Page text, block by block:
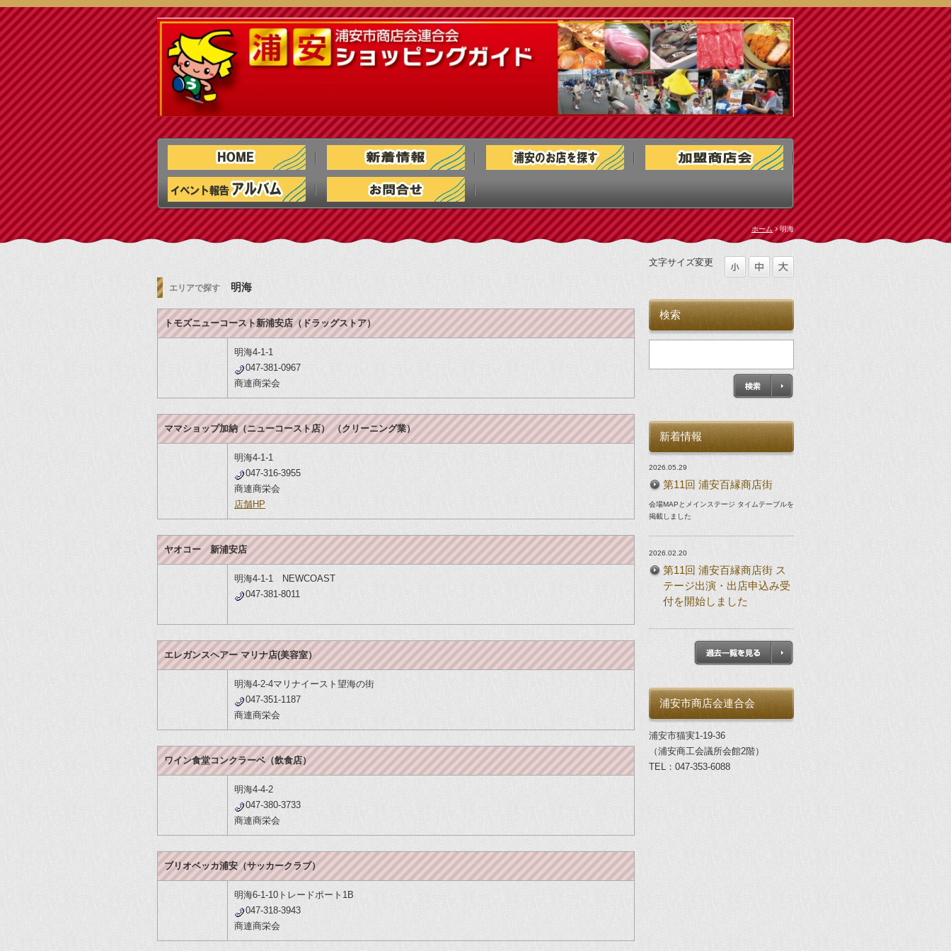
ホーム 明海
エリアで探す 明海
トモズニューコースト新浦安店（ドラッグストア）
明海4-1-1
047-381-0967
商連商栄会
ママショップ加納（ニューコースト店） （クリーニング業）
明海4-1-1
047-316-3955
商連商栄会
店舗HP
ヤオコー 新浦安店
明海4-1-1 NEWCOAST
047-381-8011
エレガンスヘアー マリナ店(美容室）
明海4-2-4マリナイースト望海の街
047-351-1187
商連商栄会
ワイン食堂コンクラーベ（飲食店）
明海4-4-2
047-380-3733
商連商栄会
ブリオベッカ浦安（サッカークラブ）
明海6-1-10トレードポート1B
047-318-3943
商連商栄会
文字サイズ変更
検索
新着情報
2026.05.29
第11回 浦安百縁商店街
会場MAPとメインステージ タイムテーブルを
掲載しました
2026.02.20
第11回 浦安百縁商店街 ス
テージ出演・出店申込み受
付を開始しました
浦安市商店会連合会
浦安市猫実1-19-36
（浦安商工会議所会館2階）
TEL：047-353-6088